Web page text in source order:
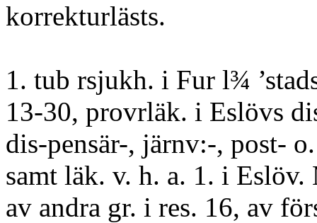
korrekturlästs.
1. tub rsjukh. i Fur l¾
13-30, provrläk. i Eslövs
dis-pensär-, järnv:-, post-
samt läk. v. h. a. 1. i
av andra gr. i res. 16, av